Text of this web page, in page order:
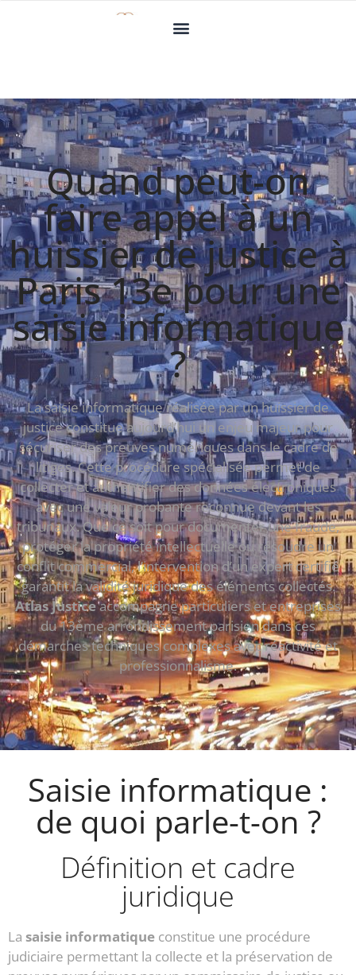
Quand peut-on
faire appel à un
huissier de justice à
Paris 13e pour une
saisie informatique
?
La saisie informatique réalisée par un huissier de
justice constitue aujourd’hui un enjeu majeur pour
sécuriser des preuves numériques dans le cadre de
litiges. Cette procédure spécialisée permet de
collecter et authentifier des données électroniques
avec une valeur probante reconnue devant les
tribunaux. Que ce soit pour documenter une fraude,
protéger la propriété intellectuelle ou résoudre un
conflit commercial, l’intervention d’un expert certifié
garantit la validité juridique des éléments collectés.
Atlas Justiceaccompagne particuliers et entreprises
du 13ème arrondissement parisien dans ces
démarches techniques complexes avec réactivité et
professionnalisme.
Saisie informatique :
de quoi parle-t-on ?
Définition et cadre
juridique
La saisie informatique constitue une procédure
judiciaire permettant la collecte et la préservation de